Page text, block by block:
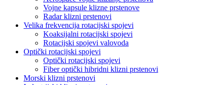
Vojne kapsule klizne prstenove
Radar klizni prstenovi
Velika frekvencija rotacijski spojevi
Koaksijalni rotacijski spojevi
Rotacijski spojevi valovoda
Optički rotacijski spojevi
Optički rotacijski spojevi
Fiber optički hibridni klizni prstenovi
Morski klizni prstenovi